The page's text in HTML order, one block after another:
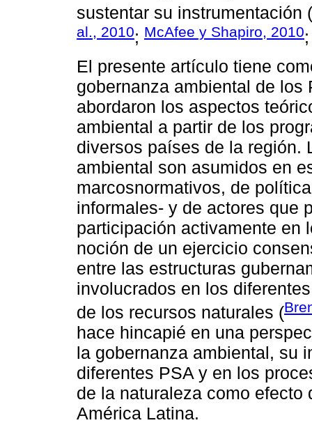
sustentar su instrumentación (
al., 2010; McAfee y Shapiro, 2010
El presente artículo tiene
gobernanza ambiental de los
abordaron los aspectos
ambiental a partir de los
diversos países de la región.
ambiental son asumidos en
marcosnormativos, de
informales- y de actores que
participación activamente en
noción de un ejercicio
entre las estructuras
involucrados en los
de los recursos naturales (
hace hincapié en una
la gobernanza ambiental, su
diferentes PSA y en los
de la naturaleza como
América Latina.